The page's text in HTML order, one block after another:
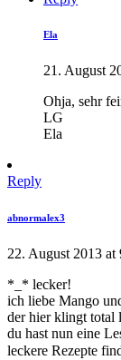
Ela
21. August
Ohja, sehr
LG
Ela
Reply
abnormalex3
22. August 2013 at
*_* lecker!
ich liebe Mango
der hier klingt total
du hast nun eine
leckere Rezepte